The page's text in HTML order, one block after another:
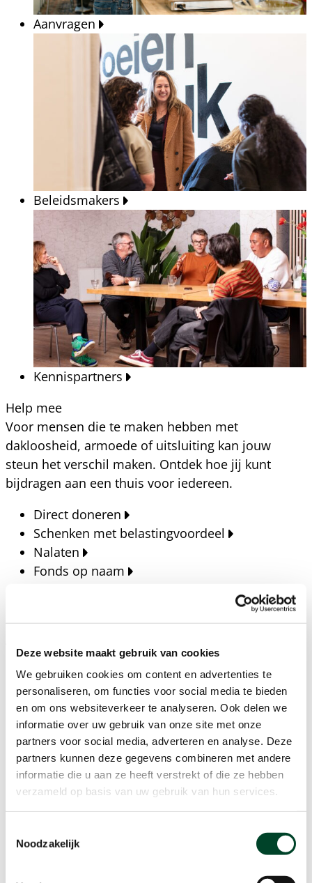
Deze website maakt gebruik van cookies
We gebruiken cookies om content en advertenties te
personaliseren, om functies voor social media te bieden
en om ons websiteverkeer te analyseren. Ook delen we
informatie over uw gebruik van onze site met onze
partners voor social media, adverteren en analyse. Deze
partners kunnen deze gegevens combineren met andere
informatie die u aan ze heeft verstrekt of die ze hebben
verzameld op basis van uw gebruik van hun services.
Noodzakelijk
Aanvragen
Beleidsmakers
Kennispartners
Help mee
Voor mensen die te maken hebben met
dakloosheid, armoede of uitsluiting kan jouw
steun het verschil maken. Ontdek hoe jij kunt
bijdragen aan een thuis voor iedereen.
Direct doneren
Schenken met belastingvoordeel
Nalaten
Fonds op naam
Blijf op de hoogte van het laatste nieuws, verhalen,
publicaties en ontwikkelingen rondom Kansfonds
en onze missie.
Nieuwsberichten
Nieuws
Verhalen
Beeldbanken
Foto's bestaanszekerheid
Agenda